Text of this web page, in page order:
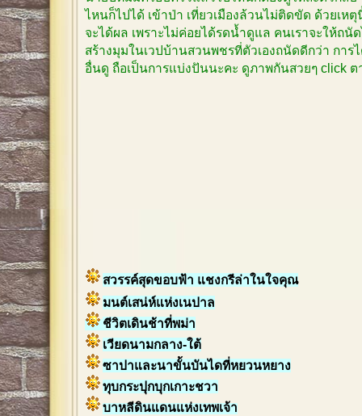
ไหนก็ไปได้ เข้าป่า เที่ยวเมืองล้วนไม่ติดขัด ด้วยเห
จะได้ผล เพราะไม่ค่อยได้รดน้ำดูแล คนเราจะให้ถนั
สร้างมุมในเวปบ้านสวนพชรที่ตัวเองถนัดดีกว่า การ
อื่นดู ถือเป็นการแบ่งปันนะคะ ดูภาพกันสวยๆ click ต
สวรรค์สุดขอบฟ้า แชงกรีล่าในใจคุณ
มนต์เสน่ห์แห่งเนปาล
ชีวิตเดินช้าที่พม่า
เวียดนามกลาง-ใต้
ซาปาและนาขั้นบันไดที่หยวนหยาง
ทุบกระปุกบุกเกาะชวา
บาหลีดินแดนแห่งเทพเจ้า